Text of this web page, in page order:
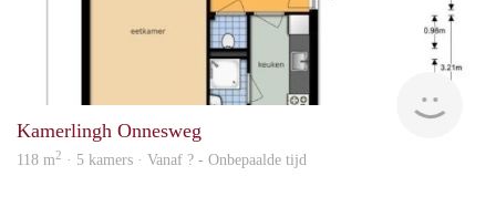
Kamerlingh Onnesweg
118 m2 · 5 kamers · Vanaf ? - Onbepaalde tijd